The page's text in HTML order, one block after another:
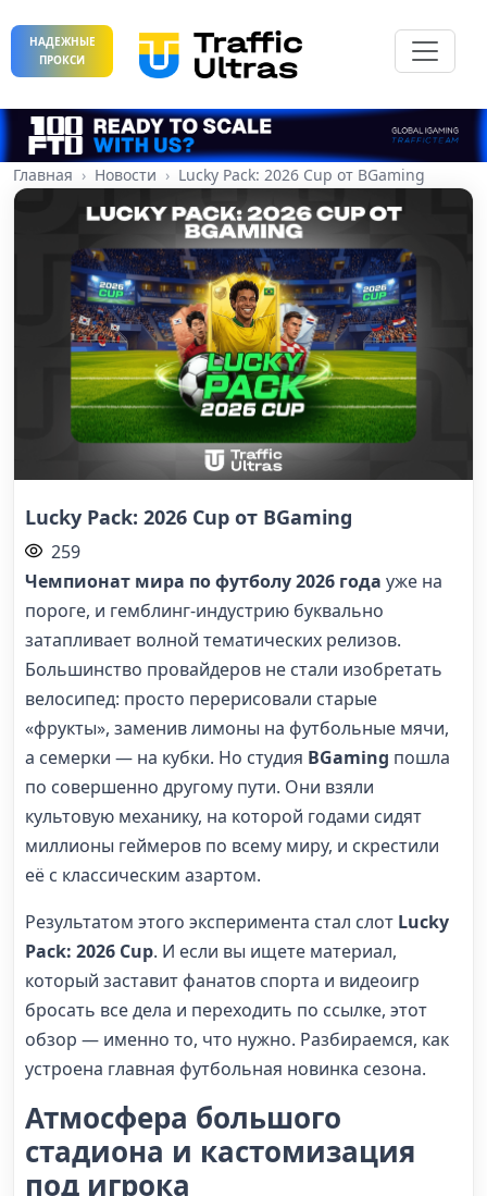
НАДЕЖНЫЕ
ПРОКСИ
Главная Новости Lucky Pack: 2026 Cup от BGaming
Lucky Pack: 2026 Cup от BGaming
259
Чемпионат мира по футболу 2026 года уже на
пороге, и гемблинг-индустрию буквально
затапливает волной тематических релизов.
Большинство провайдеров не стали изобретать
велосипед: просто перерисовали старые
«фрукты», заменив лимоны на футбольные мячи,
а семерки — на кубки. Но студия BGaming пошла
по совершенно другому пути. Они взяли
культовую механику, на которой годами сидят
миллионы геймеров по всему миру, и скрестили
её с классическим азартом.
Результатом этого эксперимента стал слот Lucky
Pack: 2026 Cup. И если вы ищете материал,
который заставит фанатов спорта и видеоигр
бросать все дела и переходить по ссылке, этот
обзор — именно то, что нужно. Разбираемся, как
устроена главная футбольная новинка сезона.
Атмосфера большого
стадиона и кастомизация
под игрока